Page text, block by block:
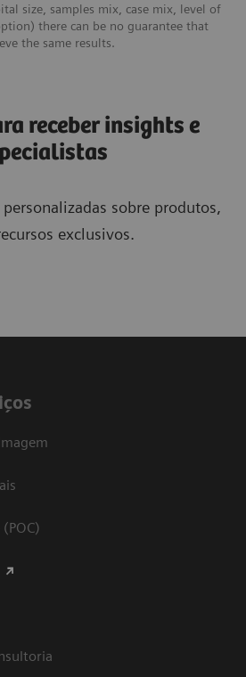
size, samples mix, case mix, level of
there can be no guarantee that
the same results.
receber insights e
personalizadas sobre produtos,
exclusivos.